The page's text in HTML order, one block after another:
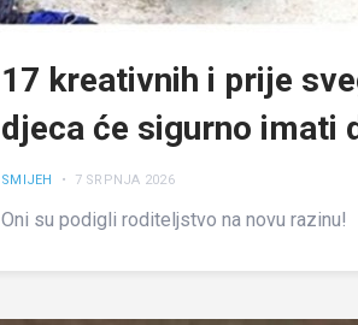
17 kreativnih i prije
djeca će sigurno imati
SMIJEH • 7 SRPNJA 2026
Oni su podigli roditeljstvo na novu razinu!